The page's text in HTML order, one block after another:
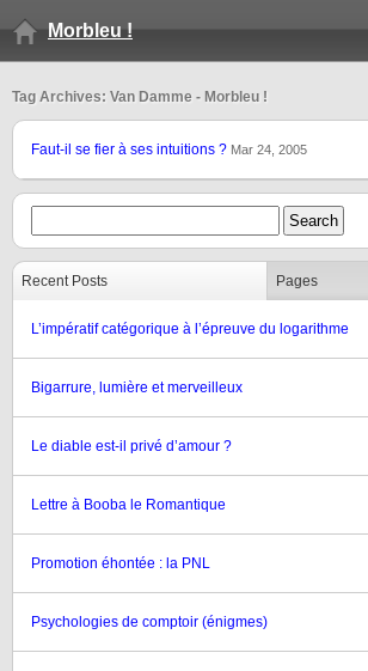
Morbleu !
Tag Archives: Van Damme - Morbleu !
Faut-il se fier à ses intuitions ? Mar 24, 2005
Recent Posts Pages
L’impératif catégorique à l’épreuve du logarithme
Bigarrure, lumière et merveilleux
Le diable est-il privé d’amour ?
Lettre à Booba le Romantique
Promotion éhontée : la PNL
Psychologies de comptoir (énigmes)